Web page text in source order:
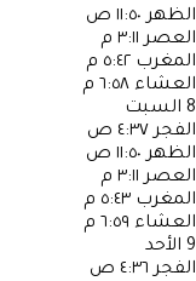
الظهر ١١:٥٠ ص
العصر ٣:١١ م
المغرب ٥:٤٢ م
العشاء ٦:٥٨ م
8 السبت
الفجر ٤:٣٧ ص
الظهر ١١:٥٠ ص
العصر ٣:١١ م
المغرب ٥:٤٣ م
العشاء ٦:٥٩ م
9 الأحد
الفجر ٤:٣٦ ص